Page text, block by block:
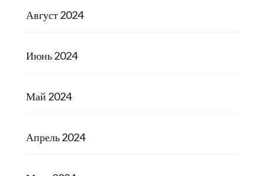
Август 2024
Июнь 2024
Май 2024
Апрель 2024